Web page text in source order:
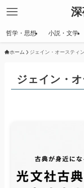
哲学・思想 小説・文学
ホーム ジェイン・オースティン
ジェイン・